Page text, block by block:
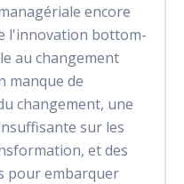
encore
l'innovation bottom-
au changement
manque de
changement, une
sur les
et des
pour embarquer